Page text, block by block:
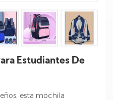
Estudiantes De
esta mochila